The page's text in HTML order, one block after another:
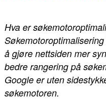
Hva er
å gjøre nettsiden mer
bedre rangering på
Google er uten
søkemotoren.